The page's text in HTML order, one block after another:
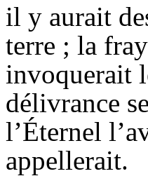
il y aurait
terre ; la
invoquerait
délivrance
l’Éternel
appellerait.